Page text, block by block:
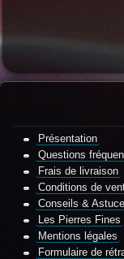
Présentation
Questions
Frais de livraison
Conditions de
Conseils &
Les Pierres Fines
Mentions légales
Formulaire de